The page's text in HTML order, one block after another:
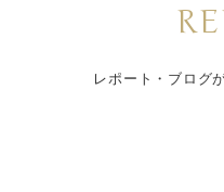
レポート・ブログ